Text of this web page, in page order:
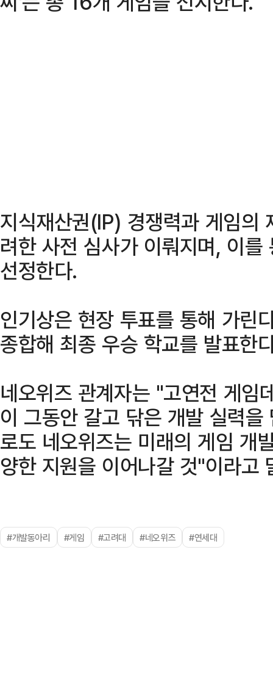
지식재산권(IP) 경쟁력과 게임의
려한 사전 심사가 이뤄지며, 이를
선정한다.
인기상은 현장 투표를 통해 가린
종합해 최종 우승 학교를 발표한
네오위즈 관계자는 "고연전 게
이 그동안 갈고 닦은 개발 실력
로도 네오위즈는 미래의 게임 개
양한 지원을 이어나갈 것"이라고
#개발동아리 #게임 #고려대 #네오위즈 #연세대